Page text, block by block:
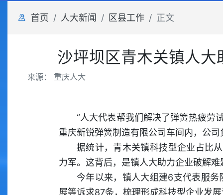
首页 人大新闻 区县工作 正文
沙坪坝区青木关镇人
来源： 重庆人大
“人大代表帮我们解决了弹簧热疲劳
重庆新锐弹簧制造有限公司车间内，公
据统计，青木关镇科技型企业占比
力军。这背后，是镇人大助力企业破解
今年以来，镇人大组建6支代表服
展等诉求87条，梳理形成科技型企业发